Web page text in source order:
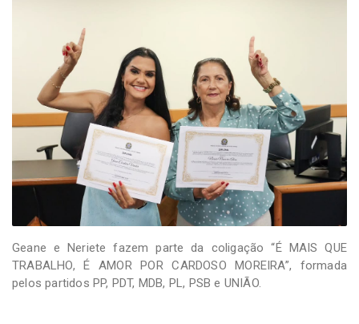
Geane e Neriete fazem parte da coligação “É MAIS QUE
TRABALHO, É AMOR POR CARDOSO MOREIRA”, formada
pelos partidos PP, PDT, MDB, PL, PSB e UNIÃO.